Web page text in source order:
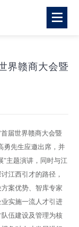
界赣商大会暨
届世界赣商大会暨
勇先生应邀出席，并
”主题演讲，同时与江
江西引才的路径，
案优势、智库专家
实施一流人才引进
伍建设及管理为核